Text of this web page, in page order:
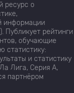
ресурс о
информации
рейтинги
обучающие
статистику:
и статистику
Лига, Серия А,
партнёром